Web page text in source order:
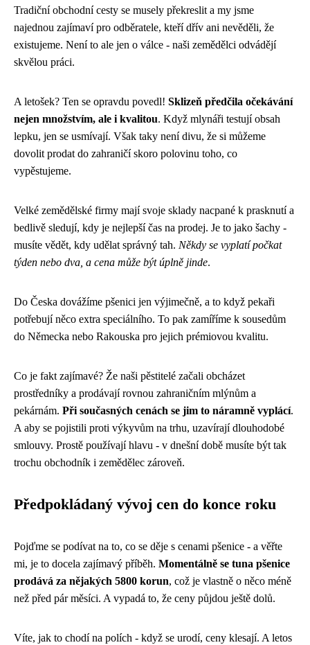
Tradiční obchodní cesty se musely překreslit a my jsme
najednou zajímaví pro odběratele, kteří dřív ani nevěděli, že
existujeme. Není to ale jen o válce - naši zemědělci odvádějí
skvělou práci.
A letošek? Ten se opravdu povedl! Sklizeň předčila očekávání
nejen množstvím, ale i kvalitou. Když mlynáři testují obsah
lepku, jen se usmívají. Však taky není divu, že si můžeme
dovolit prodat do zahraničí skoro polovinu toho, co
vypěstujeme.
Velké zemědělské firmy mají svoje sklady nacpané k prasknutí a
bedlivě sledují, kdy je nejlepší čas na prodej. Je to jako šachy -
musíte vědět, kdy udělat správný tah. Někdy se vyplatí počkat
týden nebo dva, a cena může být úplně jinde.
Do Česka dovážíme pšenici jen výjimečně, a to když pekaři
potřebují něco extra speciálního. To pak zamíříme k sousedům
do Německa nebo Rakouska pro jejich prémiovou kvalitu.
Co je fakt zajímavé? Že naši pěstitelé začali obcházet
prostředníky a prodávají rovnou zahraničním mlýnům a
pekárnám. Při současných cenách se jim to náramně vyplácí.
A aby se pojistili proti výkyvům na trhu, uzavírají dlouhodobé
smlouvy. Prostě používají hlavu - v dnešní době musíte být tak
trochu obchodník i zemědělec zároveň.
Předpokládaný vývoj cen do konce roku
Pojďme se podívat na to, co se děje s cenami pšenice - a věřte
mi, je to docela zajímavý příběh. Momentálně se tuna pšenice
prodává za nějakých 5800 korun, což je vlastně o něco méně
než před pár měsíci. A vypadá to, že ceny půjdou ještě dolů.
Víte, jak to chodí na polích - když se urodí, ceny klesají. A letos